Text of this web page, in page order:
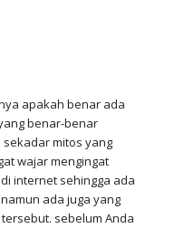
apakah benar ada
benar-benar
mitos yang
wajar mengingat
internet sehingga ada
ada juga yang
sebelum Anda